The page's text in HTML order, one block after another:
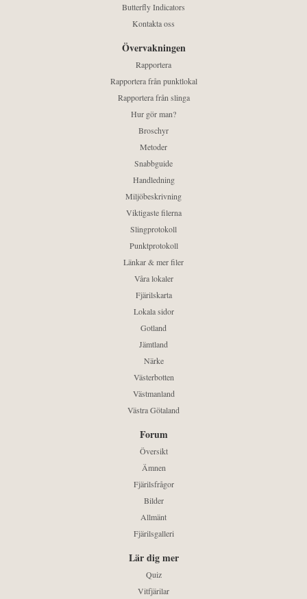
Butterfly Indicators
Kontakta oss
Övervakningen
Rapportera
Rapportera från punktlokal
Rapportera från slinga
Hur gör man?
Broschyr
Metoder
Snabbguide
Handledning
Miljöbeskrivning
Viktigaste filerna
Slingprotokoll
Punktprotokoll
Länkar & mer filer
Våra lokaler
Fjärilskarta
Lokala sidor
Gotland
Jämtland
Närke
Västerbotten
Västmanland
Västra Götaland
Forum
Översikt
Ämnen
Fjärilsfrågor
Bilder
Allmänt
Fjärilsgalleri
Lär dig mer
Quiz
Vitfjärilar